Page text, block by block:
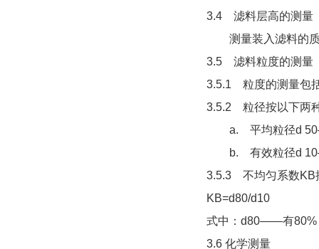
3.4 滤料层高的测量
测量装入滤料的质
3.5 滤料粒度的测量
3.5.1 粒度的测量包
3.5.2 粒径按以下两
a. 平均粒径d 50——
b. 有效粒径d 10——
3.5.3 不均匀系数KB
KB=d80/d10
式中：d80——有80%
3.6 化学测量